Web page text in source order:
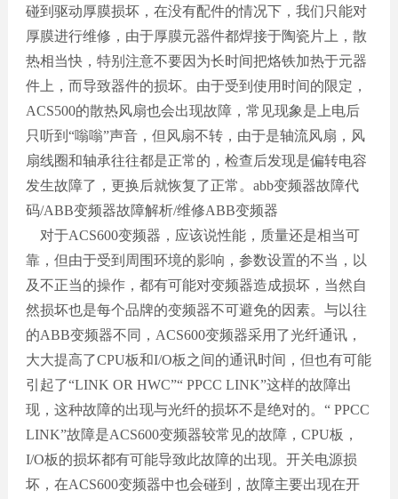
碰到驱动厚膜损坏，在没有配件的情况下，我们只能对
厚膜进行维修，由于厚膜元器件都焊接于陶瓷片上，散
热相当快，特别注意不要因为长时间把烙铁加热于元器
件上，而导致器件的损坏。由于受到使用时间的限定，
ACS500的散热风扇也会出现故障，常见现象是上电后
只听到“嗡嗡”声音，但风扇不转，由于是轴流风扇，风
扇线圈和轴承往往都是正常的，检查后发现是偏转电容
发生故障了，更换后就恢复了正常。abb变频器故障代
码/ABB变频器故障解析/维修ABB变频器
对于ACS600变频器，应该说性能，质量还是相当可
靠，但由于受到周围环境的影响，参数设置的不当，以
及不正当的操作，都有可能对变频器造成损坏，当然自
然损坏也是每个品牌的变频器不可避免的因素。与以往
的ABB变频器不同，ACS600变频器采用了光纤通讯，
大大提高了CPU板和I/O板之间的通讯时间，但也有可能
引起了“LINK OR HWC”“ PPCC LINK”这样的故障出
现，这种故障的出现与光纤的损坏不是绝对的。“ PPCC
LINK”故障是ACS600变频器较常见的故障，CPU板，
I/O板的损坏都有可能导致此故障的出现。开关电源损
坏，在ACS600变频器中也会碰到，故障主要出现在开